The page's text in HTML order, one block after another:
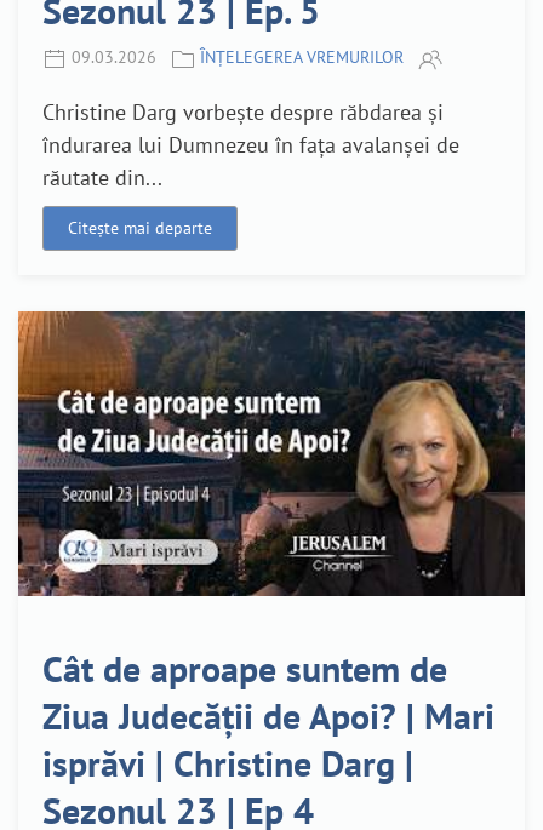
Sezonul 23 | Ep. 5
09.03.2026 ÎNȚELEGEREA VREMURILOR
Christine Darg vorbește despre răbdarea și
îndurarea lui Dumnezeu în fața avalanșei de
răutate din...
Citește mai departe
Cât de aproape suntem de
Ziua Judecății de Apoi? | Mari
isprăvi | Christine Darg |
Sezonul 23 | Ep 4